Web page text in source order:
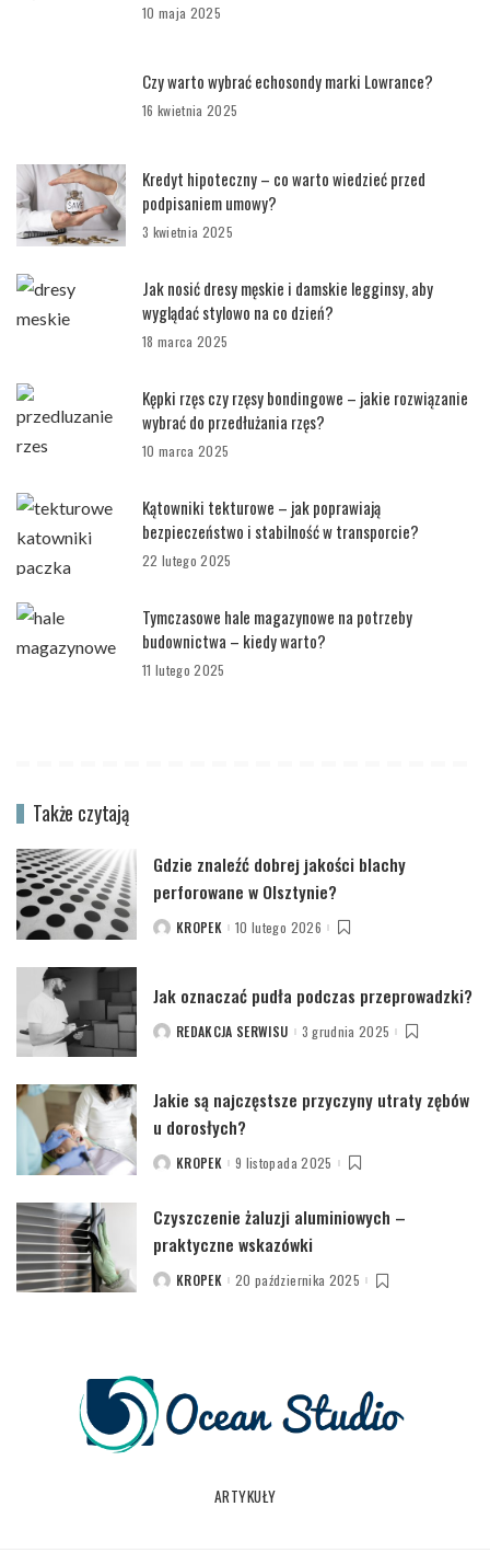
10 maja 2025
Czy warto wybrać echosondy marki Lowrance?
16 kwietnia 2025
Kredyt hipoteczny – co warto wiedzieć przed
podpisaniem umowy?
3 kwietnia 2025
Jak nosić dresy męskie i damskie legginsy, aby
wyglądać stylowo na co dzień?
18 marca 2025
Kępki rzęs czy rzęsy bondingowe – jakie rozwiązanie
wybrać do przedłużania rzęs?
10 marca 2025
Kątowniki tekturowe – jak poprawiają
bezpieczeństwo i stabilność w transporcie?
22 lutego 2025
Tymczasowe hale magazynowe na potrzeby
budownictwa – kiedy warto?
11 lutego 2025
Także czytają
Gdzie znaleźć dobrej jakości blachy
perforowane w Olsztynie?
POSTEDKROPEK 10 lutego 2026
Jak oznaczać pudła podczas przeprowadzki?
POSTEDREDAKCJA SERWISU 3 grudnia 2025
Jakie są najczęstsze przyczyny utraty zębów
u dorosłych?
POSTEDKROPEK 9 listopada 2025
Czyszczenie żaluzji aluminiowych –
praktyczne wskazówki
POSTEDKROPEK 20 października 2025
ARTYKUŁY